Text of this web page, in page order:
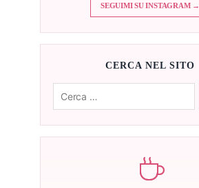
SEGUIMI SU INSTAGRAM →
CERCA NEL SITO